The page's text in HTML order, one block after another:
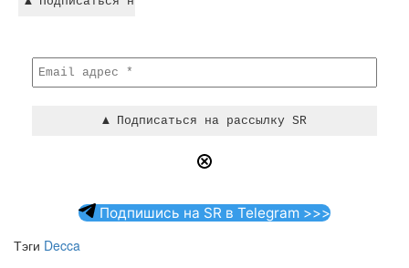
Подпишись на SR в Telegram >>>
Тэги Decca